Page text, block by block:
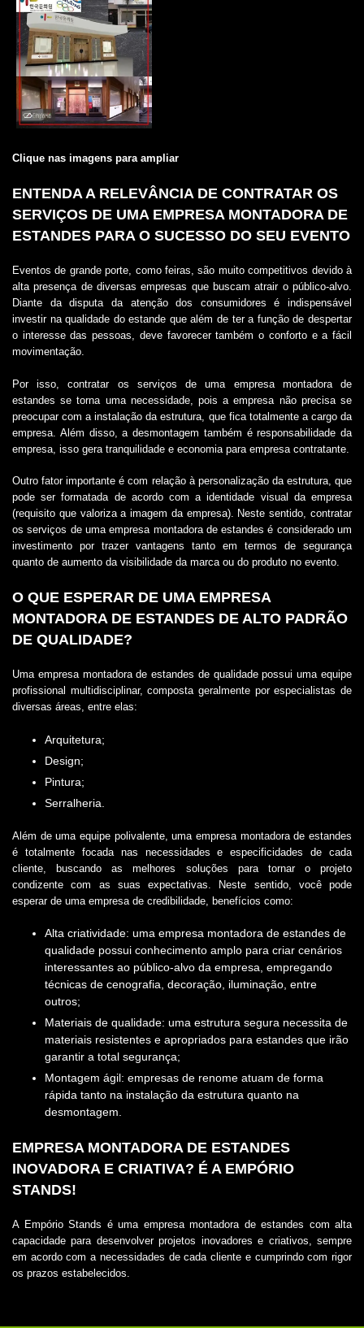
Clique nas imagens para ampliar
ENTENDA A RELEVÂNCIA DE CONTRATAR OS
SERVIÇOS DE UMA EMPRESA MONTADORA DE
ESTANDES PARA O SUCESSO DO SEU EVENTO
Eventos de grande porte, como feiras, são muito competitivos devido à
alta presença de diversas empresas que buscam atrair o público-alvo.
Diante da disputa da atenção dos consumidores é indispensável
investir na qualidade do estande que além de ter a função de despertar
o interesse das pessoas, deve favorecer também o conforto e a fácil
movimentação.
Por isso, contratar os serviços de uma empresa montadora de
estandes se torna uma necessidade, pois a empresa não precisa se
preocupar com a instalação da estrutura, que fica totalmente a cargo da
empresa. Além disso, a desmontagem também é responsabilidade da
empresa, isso gera tranquilidade e economia para empresa contratante.
Outro fator importante é com relação à personalização da estrutura, que
pode ser formatada de acordo com a identidade visual da empresa
(requisito que valoriza a imagem da empresa). Neste sentido, contratar
os serviços de umaempresa montadora de estandes é considerado um
investimento por trazer vantagens tanto em termos de segurança
quanto de aumento da visibilidade da marca ou do produto no evento.
O QUE ESPERAR DE UMA EMPRESA
MONTADORA DE ESTANDES DE ALTO PADRÃO
DE QUALIDADE?
Uma empresa montadora de estandes de qualidade possui uma equipe
profissional multidisciplinar, composta geralmente por especialistas de
diversas áreas, entre elas:
Arquitetura;
Design;
Pintura;
Serralheria.
Além de uma equipe polivalente, uma empresa montadora de estandes
é totalmente focada nas necessidades e especificidades de cada
cliente, buscando as melhores soluções para tornar o projeto
condizente com as suas expectativas. Neste sentido, você pode
esperar de uma empresa de credibilidade, benefícios como:
Alta criatividade: uma empresa montadora de estandes de
qualidade possui conhecimento amplo para criar cenários
interessantes ao público-alvo da empresa, empregando
técnicas de cenografia, decoração, iluminação, entre
outros;
Materiais de qualidade: uma estrutura segura necessita de
materiais resistentes e apropriados para estandes que irão
garantir a total segurança;
Montagem ágil: empresas de renome atuam de forma
rápida tanto na instalação da estrutura quanto na
desmontagem.
EMPRESA MONTADORA DE ESTANDES
INOVADORA E CRIATIVA? É A EMPÓRIO
STANDS!
A Empório Stands é uma empresa montadora de estandes com alta
capacidade para desenvolver projetos inovadores e criativos, sempre
em acordo com a necessidades de cada cliente e cumprindo com rigor
os prazos estabelecidos.